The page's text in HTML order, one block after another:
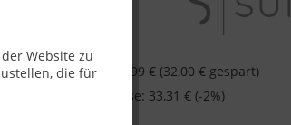
Website zu
die für
€ 65,99 €(32,00 € gespart)
Preis bei Vorkasse: 33,31 € (-2%)